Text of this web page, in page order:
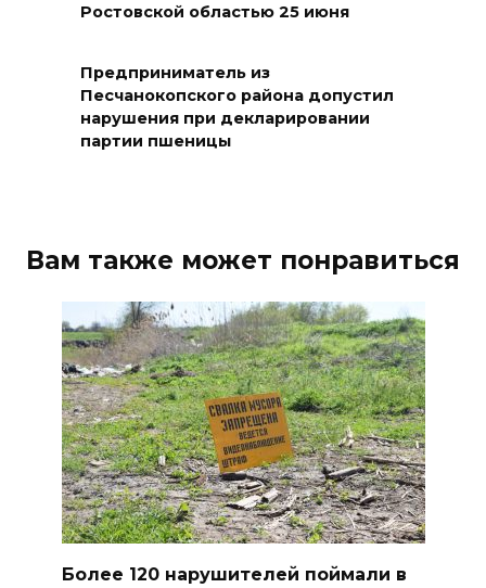
07 августа 2026 12:28
Приемная кампания в
медколледже
07 августа 2026 12:25
В некоторых районах Ростова
концентрация
формальдегида в воздухе
превысила норму в 12 раз
07 августа 2026 11:56
Энергетики против стихии
Ростовской областью 25 июня
Предприниматель из
Песчанокопского района допустил
нарушения при декларировании
партии пшеницы
Вам также может понравиться
Более 120 нарушителей поймали в